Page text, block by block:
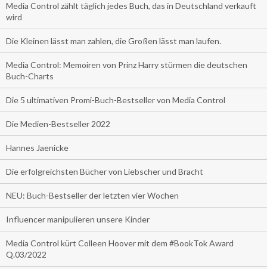
Media Control zählt täglich jedes Buch, das in Deutschland verkauft
wird
Die Kleinen lässt man zahlen, die Großen lässt man laufen.
Media Control: Memoiren von Prinz Harry stürmen die deutschen
Buch-Charts
Die 5 ultimativen Promi-Buch-Bestseller von Media Control
Die Medien-Bestseller 2022
Hannes Jaenicke
Die erfolgreichsten Bücher von Liebscher und Bracht
NEU: Buch-Bestseller der letzten vier Wochen
Influencer manipulieren unsere Kinder
Media Control kürt Colleen Hoover mit dem #BookTok Award
Q.03/2022